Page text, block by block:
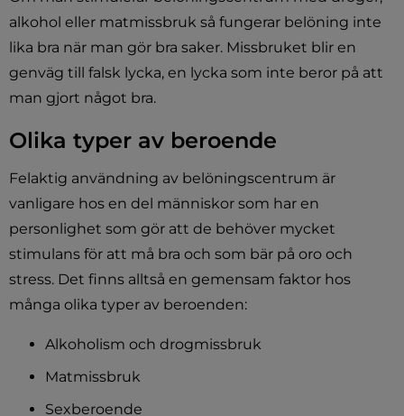
alkohol eller matmissbruk så fungerar belöning inte
lika bra när man gör bra saker. Missbruket blir en
genväg till falsk lycka, en lycka som inte beror på att
man gjort något bra.
Olika typer av beroende
Felaktig användning av belöningscentrum är
vanligare hos en del människor som har en
personlighet som gör att de behöver mycket
stimulans för att må bra och som bär på oro och
stress. Det finns alltså en gemensam faktor hos
många olika typer av beroenden:
Alkoholism och drogmissbruk
Matmissbruk
Sexberoende